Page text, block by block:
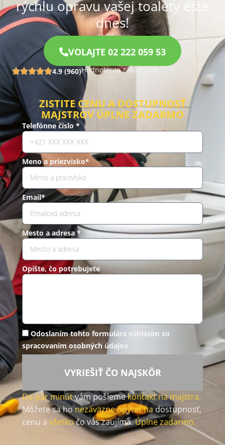
rýchlu opravu vašej toalety ešte
dnes!
VOLAJTE 02 222 059 53
4.9 (960)Hodnotenia zákazníkov
ZISTITE CENU A DOSTUPNOSŤ
MAJSTROV ÚPLNE ZADARMO
Telefónne číslo *
Meno a priezvisko*
Email*
Mesto a adresa *
Opíšte, čo potrebujete
Odoslaním tohto formulára súhlasím so
spracovaním osobných údajov
VYRIEŠIŤ ČO NAJSKÔR
Do pár minútvám pošlemekontakt na majstra.
Môžete sa ho nezáväzne opýtať nadostupnosť,
cenu a všetkočo vás zaujíma.Úplne zadarmo.